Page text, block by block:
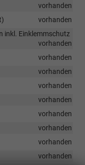
vorhanden
vorhanden
inkl. Einklemmschutz
vorhanden
vorhanden
vorhanden
vorhanden
vorhanden
vorhanden
vorhanden
vorhanden
vorhanden